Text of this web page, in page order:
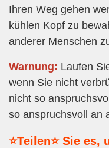
Ihren Weg gehen
kühlen Kopf zu
anderer Menschen
Warnung: Laufen
wenn Sie nicht
nicht so
so anspruchsvoll an
⭐Teilen⭐ Sie